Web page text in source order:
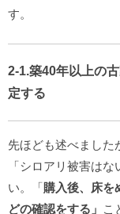
す。
2-1.築40年以上の
定する
先ほども述べました
「シロアリ被害は
い。「購入後、床を
どの確認をする」 こ